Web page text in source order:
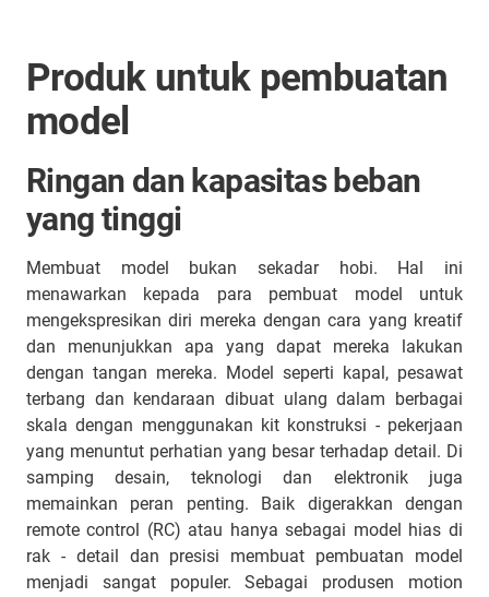
Produk untuk pembuatan
model
Ringan dan kapasitas beban
yang tinggi
Membuat model bukan sekadar hobi. Hal ini
menawarkan kepada para pembuat model untuk
mengekspresikan diri mereka dengan cara yang kreatif
dan menunjukkan apa yang dapat mereka lakukan
dengan tangan mereka. Model seperti kapal, pesawat
terbang dan kendaraan dibuat ulang dalam berbagai
skala dengan menggunakan kit konstruksi - pekerjaan
yang menuntut perhatian yang besar terhadap detail. Di
samping desain, teknologi dan elektronik juga
memainkan peran penting. Baik digerakkan dengan
remote control (RC) atau hanya sebagai model hias di
rak - detail dan presisi membuat pembuatan model
menjadi sangat populer. Sebagai produsen motion